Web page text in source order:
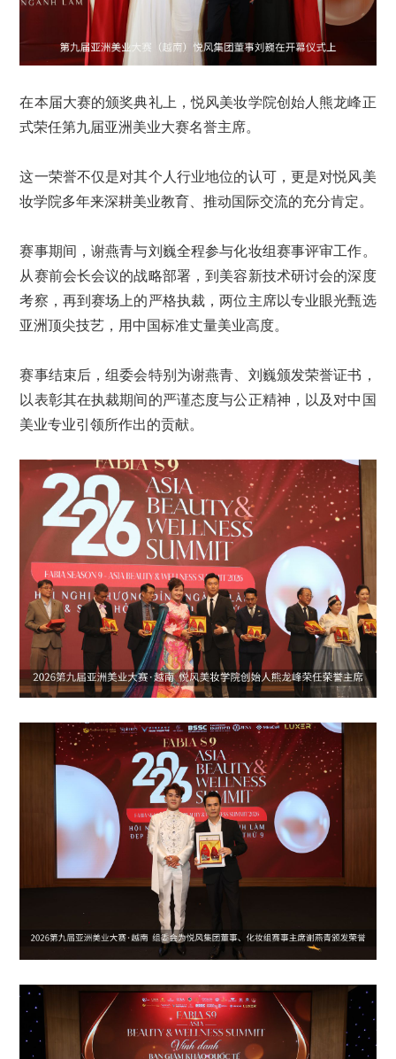
在本届大赛的颁奖典礼上，悦风美妆学院创始人熊龙峰正
式荣任第九届亚洲美业大赛名誉主席。
这一荣誉不仅是对其个人行业地位的认可，更是对悦风美
妆学院多年来深耕美业教育、推动国际交流的充分肯定。
赛事期间，谢燕青与刘巍全程参与化妆组赛事评审工作。
从赛前会长会议的战略部署，到美容新技术研讨会的深度
考察，再到赛场上的严格执裁，两位主席以专业眼光甄选
亚洲顶尖技艺，用中国标准丈量美业高度。
赛事结束后，组委会特别为谢燕青、刘巍颁发荣誉证书，
以表彰其在执裁期间的严谨态度与公正精神，以及对中国
美业专业引领所作出的贡献。